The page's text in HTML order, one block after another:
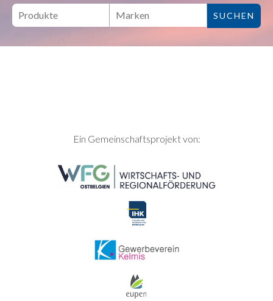
SEITENFUSSEin Gemeinschaftsprojekt von: